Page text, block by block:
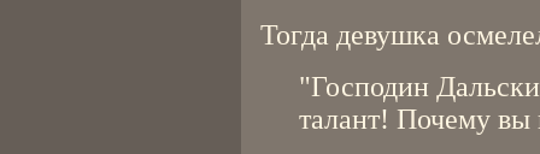
Тогда девушка
"Господин
талант! Почему вы